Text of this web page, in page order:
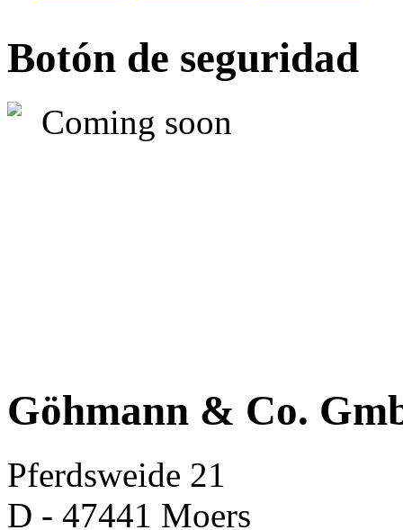
Botón de seguridad
Göhmann & Co.
Pferdsweide 21
D - 47441 Moers